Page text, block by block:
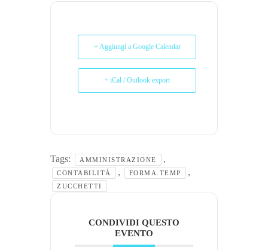
+ Aggiungi a Google Calendar
+ iCal / Outlook export
Tags: AMMINISTRAZIONE ,
CONTABILITÀ , FORMA.TEMP ,
ZUCCHETTI
CONDIVIDI QUESTO
EVENTO